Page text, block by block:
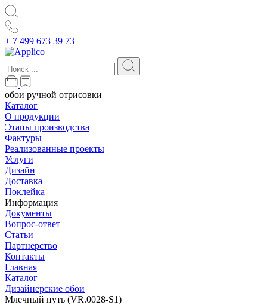
+ 7 499 673 39 73
обои ручной отрисовки
Каталог
О продукции
Этапы производства
Фактуры
Реализованные проекты
Услуги
Дизайн
Доставка
Поклейка
Информация
Документы
Вопрос-ответ
Статьи
Партнерство
Контакты
Главная
Каталог
Дизайнерские обои
Млечный путь (VR.0028-S1)